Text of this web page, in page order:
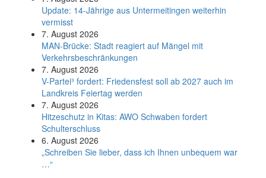
Update: 14-Jährige aus Untermeitingen weiterhin
vermisst
7. August 2026
MAN-Brücke: Stadt reagiert auf Mängel mit
Verkehrsbeschränkungen
7. August 2026
V-Partei­³ fordert: Friedens­fest soll ab 2027 auch im
Land­kreis Feier­tag werden
7. August 2026
Hitzeschutz in Kitas: AWO Schwaben fordert
Schulterschluss
6. August 2026
„Schreiben Sie lieber, dass ich Ihnen unbequem war
…“